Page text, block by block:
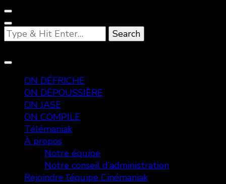
Looking
for
ON DÉFRICHE
ON DÉPOUSSIÈRE
ON JASE
ON COMPILE
Télémaniak
À propos
Notre équipe
Notre conseil d’administration
Rejoindre l’équipe Cinémaniak